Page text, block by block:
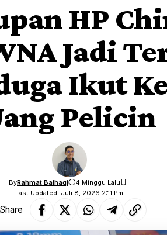
HP
Jadi
Ikut
Pelicin
Last Updated: Juli 8, 2026 2:11 Pm
ByRahmat Baihaqi 4 Minggu Lalu
Share